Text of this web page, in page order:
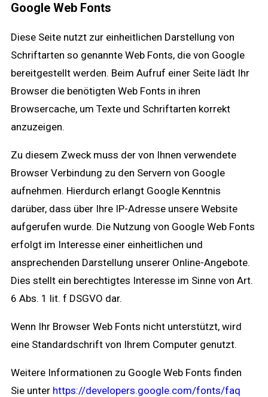
Google Web Fonts
Diese Seite nutzt zur einheitlichen Darstellung von
Schriftarten so genannte Web Fonts, die von Google
bereitgestellt werden. Beim Aufruf einer Seite lädt Ihr
Browser die benötigten Web Fonts in ihren
Browsercache, um Texte und Schriftarten korrekt
anzuzeigen.
Zu diesem Zweck muss der von Ihnen verwendete
Browser Verbindung zu den Servern von Google
aufnehmen. Hierdurch erlangt Google Kenntnis
darüber, dass über Ihre IP-Adresse unsere Website
aufgerufen wurde. Die Nutzung von Google Web Fonts
erfolgt im Interesse einer einheitlichen und
ansprechenden Darstellung unserer Online-Angebote.
Dies stellt ein berechtigtes Interesse im Sinne von Art.
6 Abs. 1 lit. f DSGVO dar.
Wenn Ihr Browser Web Fonts nicht unterstützt, wird
eine Standardschrift von Ihrem Computer genutzt.
Weitere Informationen zu Google Web Fonts finden
Sie unter https://developers.google.com/fonts/faq